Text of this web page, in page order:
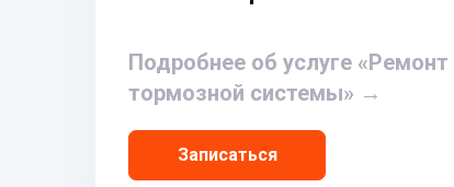
Подробнее об услуге «Ремонт
тормозной системы» →
Записаться